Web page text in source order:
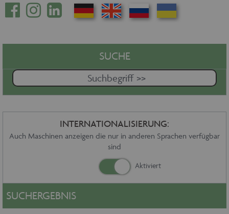
Oberfläche
Massivholz
Handling - Transportieren -
Stapeln - Verpacken etc.
Absaugen - Versorgen -
Service
Kontakt
Impressum
SUCHE
INTERNATIONALISIERUNG:
Auch Maschinen anzeigen die nur in anderen Sprachen verfügbar
sind
SUCHERGEBNIS